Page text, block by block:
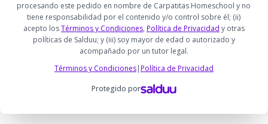
procesando este pedido en nombre de Carpatitas Homeschool y no
tiene responsabilidad por el contenido y/o control sobre él; (ii)
acepto losTérminos y Condiciones, Política de Privacidad y otras
políticas de Salduu; y (iii) soy mayor de edad o autorizado y
acompañado por un tutor legal.
Términos y Condiciones|Política de Privacidad
Protegido por